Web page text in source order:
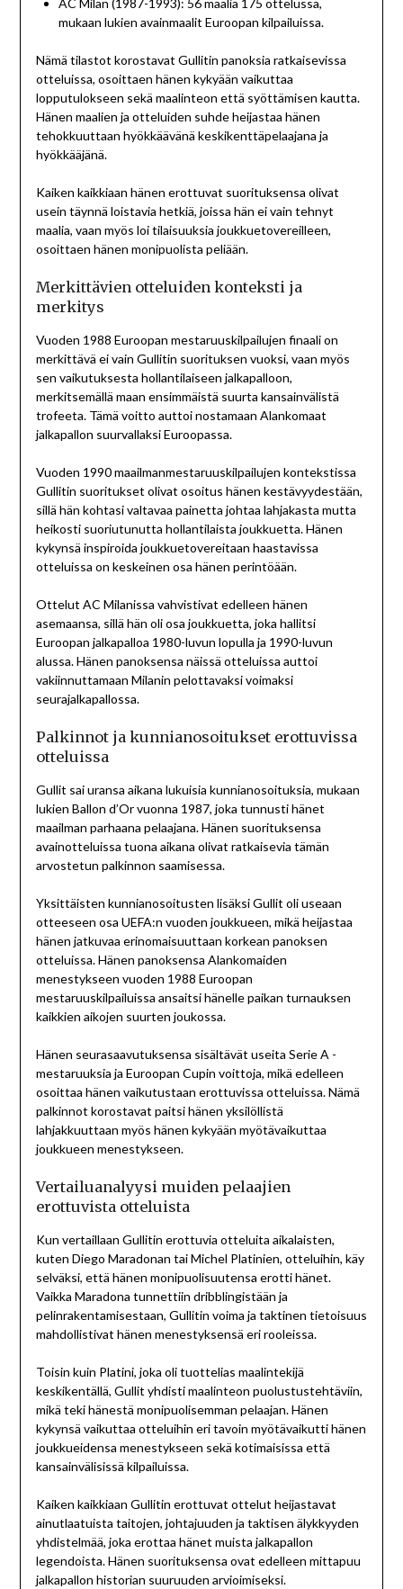
AC Milan (1987-1993): 56 maalia 175 ottelussa,
mukaan lukien avainmaalit Euroopan kilpailuissa.
Nämä tilastot korostavat Gullitin panoksia ratkaisevissa
otteluissa, osoittaen hänen kykyään vaikuttaa
lopputulokseen sekä maalinteon että syöttämisen kautta.
Hänen maalien ja otteluiden suhde heijastaa hänen
tehokkuuttaan hyökkäävänä keskikenttäpelaajana ja
hyökkääjänä.
Kaiken kaikkiaan hänen erottuvat suorituksensa olivat
usein täynnä loistavia hetkiä, joissa hän ei vain tehnyt
maalia, vaan myös loi tilaisuuksia joukkuetovereilleen,
osoittaen hänen monipuolista peliään.
Merkittävien otteluiden konteksti ja
merkitys
Vuoden 1988 Euroopan mestaruuskilpailujen finaali on
merkittävä ei vain Gullitin suorituksen vuoksi, vaan myös
sen vaikutuksesta hollantilaiseen jalkapalloon,
merkitsemällä maan ensimmäistä suurta kansainvälistä
trofeeta. Tämä voitto auttoi nostamaan Alankomaat
jalkapallon suurvallaksi Euroopassa.
Vuoden 1990 maailmanmestaruuskilpailujen kontekstissa
Gullitin suoritukset olivat osoitus hänen kestävyydestään,
sillä hän kohtasi valtavaa painetta johtaa lahjakasta mutta
heikosti suoriutunutta hollantilaista joukkuetta. Hänen
kykynsä inspiroida joukkuetovereitaan haastavissa
otteluissa on keskeinen osa hänen perintöään.
Ottelut AC Milanissa vahvistivat edelleen hänen
asemaansa, sillä hän oli osa joukkuetta, joka hallitsi
Euroopan jalkapalloa 1980-luvun lopulla ja 1990-luvun
alussa. Hänen panoksensa näissä otteluissa auttoi
vakiinnuttamaan Milanin pelottavaksi voimaksi
seurajalkapallossa.
Palkinnot ja kunnianosoitukset erottuvissa
otteluissa
Gullit sai uransa aikana lukuisia kunnianosoituksia, mukaan
lukien Ballon d’Or vuonna 1987, joka tunnusti hänet
maailman parhaana pelaajana. Hänen suorituksensa
avainotteluissa tuona aikana olivat ratkaisevia tämän
arvostetun palkinnon saamisessa.
Yksittäisten kunnianosoitusten lisäksi Gullit oli useaan
otteeseen osa UEFA:n vuoden joukkueen, mikä heijastaa
hänen jatkuvaa erinomaisuuttaan korkean panoksen
otteluissa. Hänen panoksensa Alankomaiden
menestykseen vuoden 1988 Euroopan
mestaruuskilpailuissa ansaitsi hänelle paikan turnauksen
kaikkien aikojen suurten joukossa.
Hänen seurasaavutuksensa sisältävät useita Serie A -
mestaruuksia ja Euroopan Cupin voittoja, mikä edelleen
osoittaa hänen vaikutustaan erottuvissa otteluissa. Nämä
palkinnot korostavat paitsi hänen yksilöllistä
lahjakkuuttaan myös hänen kykyään myötävaikuttaa
joukkueen menestykseen.
Vertailuanalyysi muiden pelaajien
erottuvista otteluista
Kun vertaillaan Gullitin erottuvia otteluita aikalaisten,
kuten Diego Maradonan tai Michel Platinien, otteluihin, käy
selväksi, että hänen monipuolisuutensa erotti hänet.
Vaikka Maradona tunnettiin dribblingistään ja
pelinrakentamisestaan, Gullitin voima ja taktinen tietoisuus
mahdollistivat hänen menestyksensä eri rooleissa.
Toisin kuin Platini, joka oli tuottelias maalintekijä
keskikentällä, Gullit yhdisti maalinteon puolustustehtäviin,
mikä teki hänestä monipuolisemman pelaajan. Hänen
kykynsä vaikuttaa otteluihin eri tavoin myötävaikutti hänen
joukkueidensa menestykseen sekä kotimaisissa että
kansainvälisissä kilpailuissa.
Kaiken kaikkiaan Gullitin erottuvat ottelut heijastavat
ainutlaatuista taitojen, johtajuuden ja taktisen älykkyyden
yhdistelmää, joka erottaa hänet muista jalkapallon
legendoista. Hänen suorituksensa ovat edelleen mittapuu
jalkapallon historian suuruuden arvioimiseksi.